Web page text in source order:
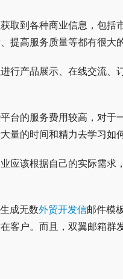
取到各种商业信息，包括
提高服务质量等都有很大的
行产品展示、在线交流、
台的服务费用较高，对于
量的时间和精力去学习如何
应该根据自己的实际需求
成无数外贸开发信邮件模
客户。而且，双翼邮箱群